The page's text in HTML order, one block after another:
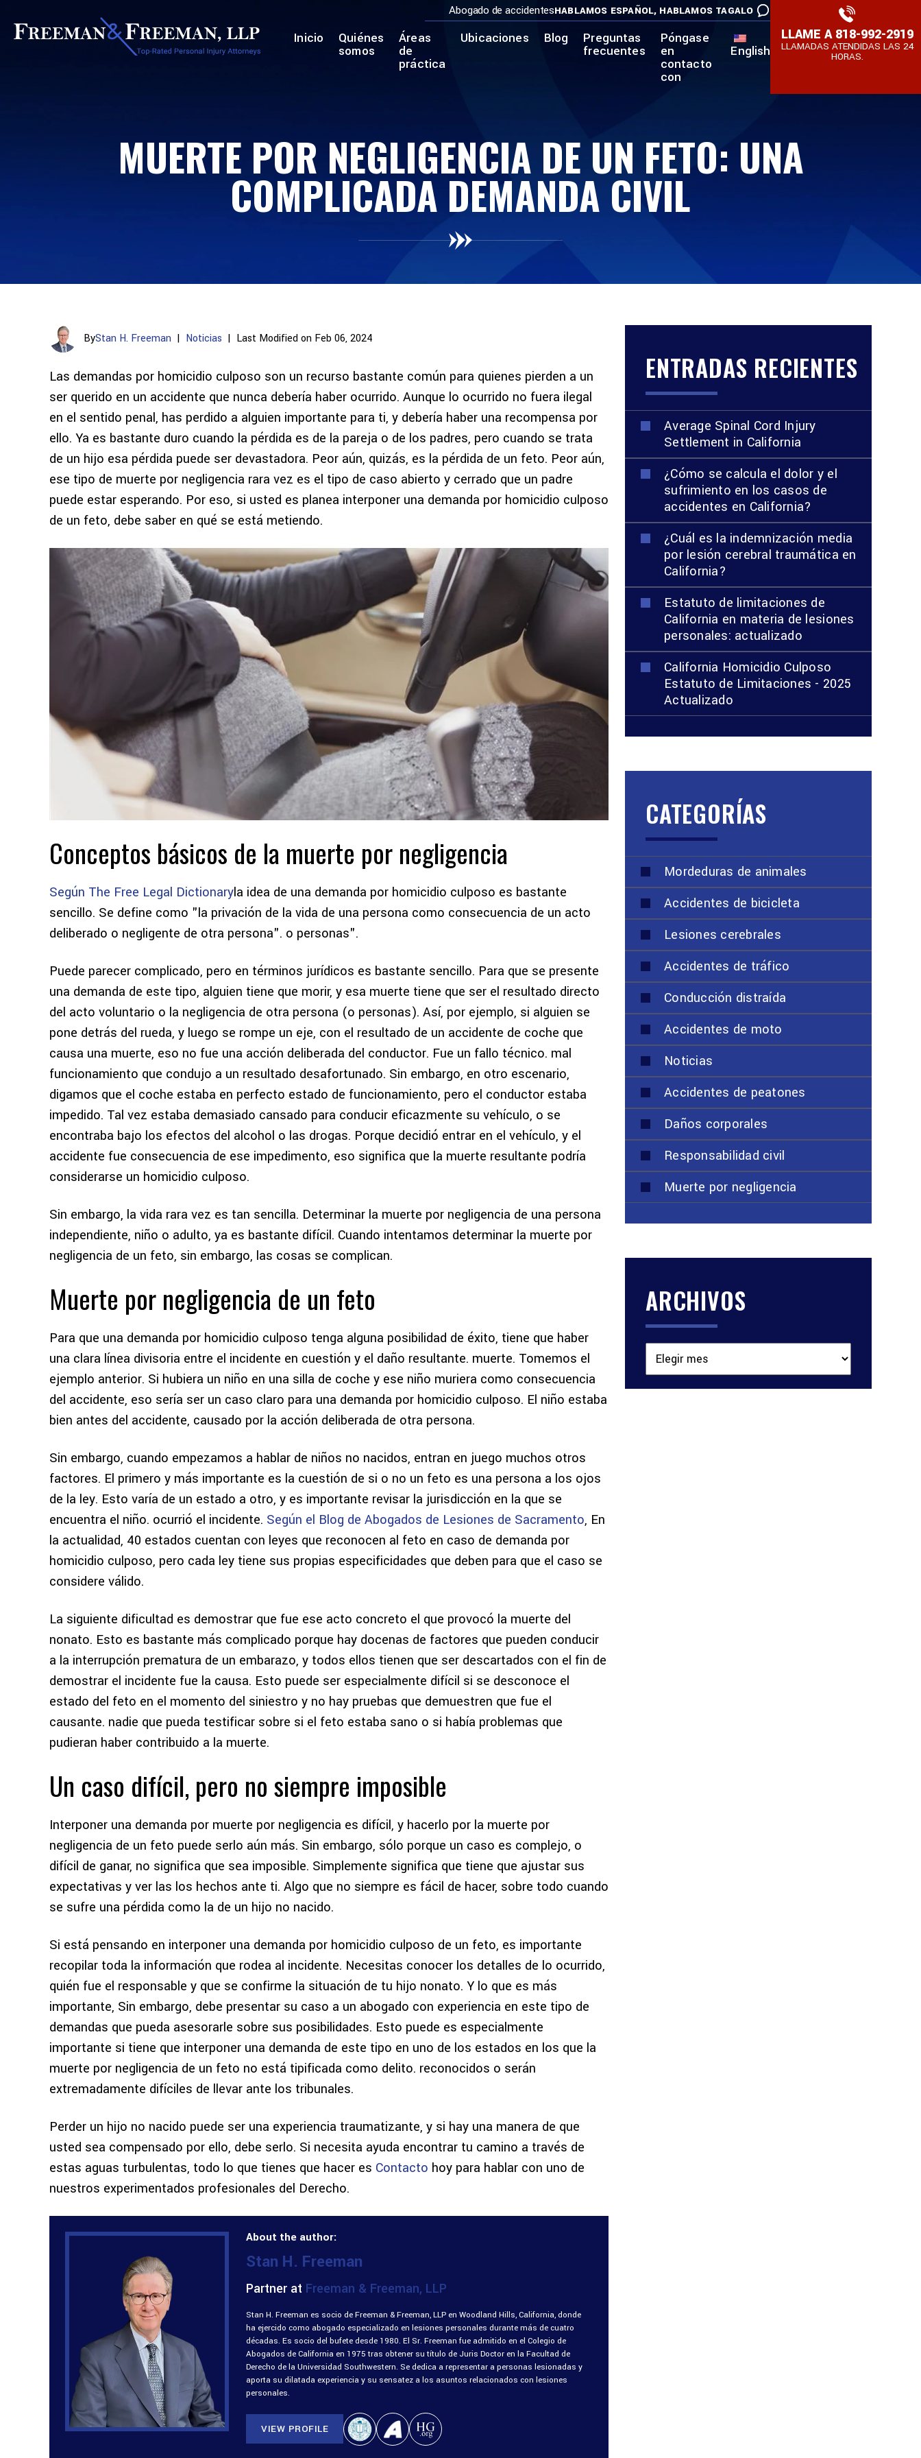
Abogado de accidentesHABLAMOS ESPAÑOL, HABLAMOS TAGALO
Inicio Quiénes
somos
Áreas
de
práctica
Ubicaciones Blog Preguntas
frecuentes
Póngase
en
contacto
con
English
LLAME A818-992-2919
LLAMADAS ATENDIDAS LAS 24
HORAS.
MUERTE POR NEGLIGENCIA DE UN FETO: UNA
COMPLICADA DEMANDA CIVIL
ByStan H. Freeman | Noticias | Last Modified on Feb 06, 2024
Las demandas por homicidio culposo son un recurso bastante común para quienes pierden a un
ser querido en un accidente que nunca debería haber ocurrido. Aunque lo ocurrido no fuera ilegal
en el sentido penal, has perdido a alguien importante para ti, y debería haber una recompensa por
ello. Ya es bastante duro cuando la pérdida es de la pareja o de los padres, pero cuando se trata
de un hijo esa pérdida puede ser devastadora. Peor aún, quizás, es la pérdida de un feto. Peor aún,
ese tipo de muerte por negligencia rara vez es el tipo de caso abierto y cerrado que un padre
puede estar esperando. Por eso, si usted es planea interponer una demanda por homicidio culposo
de un feto, debe saber en qué se está metiendo.
Conceptos básicos de la muerte por negligencia
Según The Free Legal Dictionaryla idea de una demanda por homicidio culposo es bastante
sencillo. Se define como "la privación de la vida de una persona como consecuencia de un acto
deliberado o negligente de otra persona". o personas".
Puede parecer complicado, pero en términos jurídicos es bastante sencillo. Para que se presente
una demanda de este tipo, alguien tiene que morir, y esa muerte tiene que ser el resultado directo
del acto voluntario o la negligencia de otra persona (o personas). Así, por ejemplo, si alguien se
pone detrás del rueda, y luego se rompe un eje, con el resultado de un accidente de coche que
causa una muerte, eso no fue una acción deliberada del conductor. Fue un fallo técnico. mal
funcionamiento que condujo a un resultado desafortunado. Sin embargo, en otro escenario,
digamos que el coche estaba en perfecto estado de funcionamiento, pero el conductor estaba
impedido. Tal vez estaba demasiado cansado para conducir eficazmente su vehículo, o se
encontraba bajo los efectos del alcohol o las drogas. Porque decidió entrar en el vehículo, y el
accidente fue consecuencia de ese impedimento, eso significa que la muerte resultante podría
considerarse un homicidio culposo.
Sin embargo, la vida rara vez es tan sencilla. Determinar la muerte por negligencia de una persona
independiente, niño o adulto, ya es bastante difícil. Cuando intentamos determinar la muerte por
negligencia de un feto, sin embargo, las cosas se complican.
Muerte por negligencia de un feto
Para que una demanda por homicidio culposo tenga alguna posibilidad de éxito, tiene que haber
una clara línea divisoria entre el incidente en cuestión y el daño resultante. muerte. Tomemos el
ejemplo anterior. Si hubiera un niño en una silla de coche y ese niño muriera como consecuencia
del accidente, eso sería ser un caso claro para una demanda por homicidio culposo. El niño estaba
bien antes del accidente, causado por la acción deliberada de otra persona.
Sin embargo, cuando empezamos a hablar de niños no nacidos, entran en juego muchos otros
factores. El primero y más importante es la cuestión de si o no un feto es una persona a los ojos
de la ley. Esto varía de un estado a otro, y es importante revisar la jurisdicción en la que se
encuentra el niño. ocurrió el incidente. Según el Blog de Abogados de Lesiones de Sacramento, En
la actualidad, 40 estados cuentan con leyes que reconocen al feto en caso de demanda por
homicidio culposo, pero cada ley tiene sus propias especificidades que deben para que el caso se
considere válido.
La siguiente dificultad es demostrar que fue ese acto concreto el que provocó la muerte del
nonato. Esto es bastante más complicado porque hay docenas de factores que pueden conducir
a la interrupción prematura de un embarazo, y todos ellos tienen que ser descartados con el fin de
demostrar el incidente fue la causa. Esto puede ser especialmente difícil si se desconoce el
estado del feto en el momento del siniestro y no hay pruebas que demuestren que fue el
causante. nadie que pueda testificar sobre si el feto estaba sano o si había problemas que
pudieran haber contribuido a la muerte.
Un caso difícil, pero no siempre imposible
Interponer una demanda por muerte por negligencia es difícil, y hacerlo por la muerte por
negligencia de un feto puede serlo aún más. Sin embargo, sólo porque un caso es complejo, o
difícil de ganar, no significa que sea imposible. Simplemente significa que tiene que ajustar sus
expectativas y ver las los hechos ante ti. Algo que no siempre es fácil de hacer, sobre todo cuando
se sufre una pérdida como la de un hijo no nacido.
Si está pensando en interponer una demanda por homicidio culposo de un feto, es importante
recopilar toda la información que rodea al incidente. Necesitas conocer los detalles de lo ocurrido,
quién fue el responsable y que se confirme la situación de tu hijo nonato. Y lo que es más
importante, Sin embargo, debe presentar su caso a un abogado con experiencia en este tipo de
demandas que pueda asesorarle sobre sus posibilidades. Esto puede es especialmente
importante si tiene que interponer una demanda de este tipo en uno de los estados en los que la
muerte por negligencia de un feto no está tipificada como delito. reconocidos o serán
extremadamente difíciles de llevar ante los tribunales.
Perder un hijo no nacido puede ser una experiencia traumatizante, y si hay una manera de que
usted sea compensado por ello, debe serlo. Si necesita ayuda encontrar tu camino a través de
estas aguas turbulentas, todo lo que tienes que hacer es Contacto hoy para hablar con uno de
nuestros experimentados profesionales del Derecho.
About the author:
Stan H. Freeman
Partner at Freeman & Freeman, LLP
Stan H. Freeman es socio de Freeman & Freeman, LLP en Woodland Hills, California, donde
ha ejercido como abogado especializado en lesiones personales durante más de cuatro
décadas. Es socio del bufete desde 1980. El Sr. Freeman fue admitido en el Colegio de
Abogados de California en 1975 tras obtener su título de Juris Doctor en la Facultad de
Derecho de la Universidad Southwestern. Se dedica a representar a personas lesionadas y
aporta su dilatada experiencia y su sensatez a los asuntos relacionados con lesiones
personales.
VIEW PROFILE
ENTRADAS RECIENTES
Average Spinal Cord Injury
Settlement in California
¿Cómo se calcula el dolor y el
sufrimiento en los casos de
accidentes en California?
¿Cuál es la indemnización media
por lesión cerebral traumática en
California?
Estatuto de limitaciones de
California en materia de lesiones
personales: actualizado
California Homicidio Culposo
Estatuto de Limitaciones - 2025
Actualizado
CATEGORÍAS
Mordeduras de animales
Accidentes de bicicleta
Lesiones cerebrales
Accidentes de tráfico
Conducción distraída
Accidentes de moto
Noticias
Accidentes de peatones
Daños corporales
Responsabilidad civil
Muerte por negligencia
ARCHIVOS